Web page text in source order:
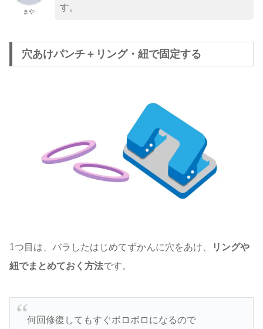
まや
す。
穴あけパンチ＋リング・紐で固定する
1つ目は、バラしたはじめてずかんに穴をあけ、
リングや
紐でまとめておく方法です。
何回修復してもすぐボロボロになるので